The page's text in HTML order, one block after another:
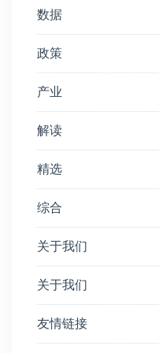
数据
政策
产业
解读
精选
综合
关于我们
关于我们
友情链接